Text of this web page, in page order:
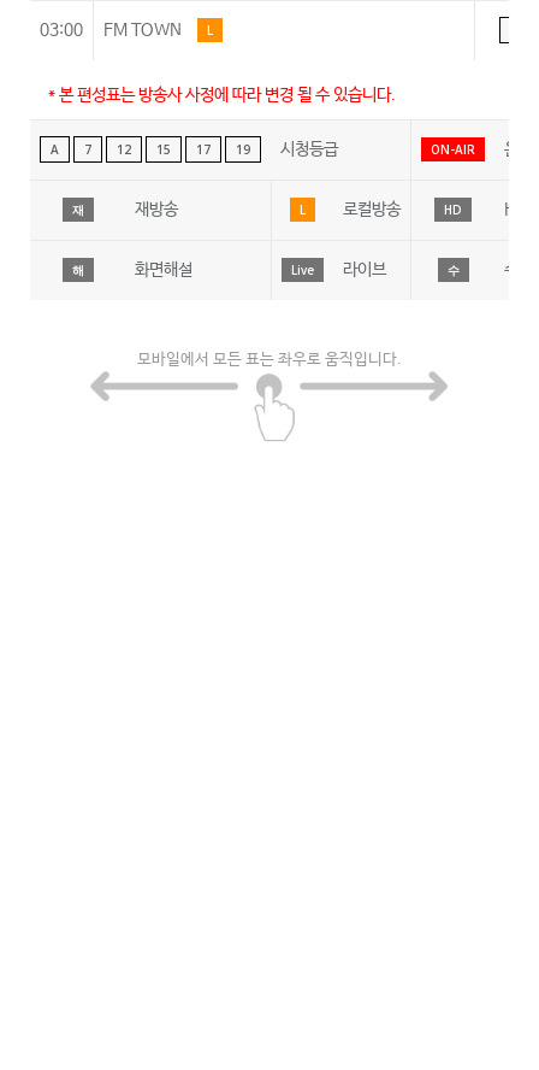
03:00 FM TOWN L
* 본 편성표는 방송사 사정에 따라 변경 될 수 있습니다.
A 7 12 15 17 19 시청등급 ON-AIR 온에
재 재방송 L 로컬방송 HD HD
해 화면해설 Live 라이브 수 수어
모바일에서 모든 표는 좌우로 움직입니다.